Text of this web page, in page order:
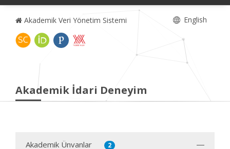
Akademik Veri Yönetim Sistemi English
Akademik İdari Deneyim
Akademik Ünvanlar 2